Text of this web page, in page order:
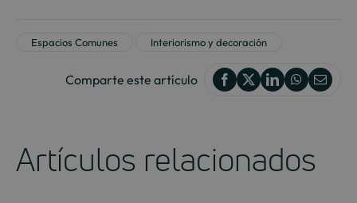
Espacios Comunes Interiorismo y decoración
Comparte este artículo
Artículos relacionados